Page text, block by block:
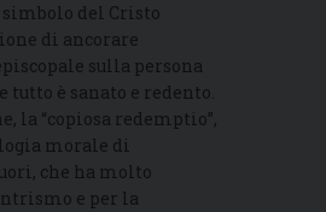
simbolo del Cristo
di ancorare
sulla persona
è sanato e redento.
la “copiosa redemptio”,
morale di
che ha molto
e per la